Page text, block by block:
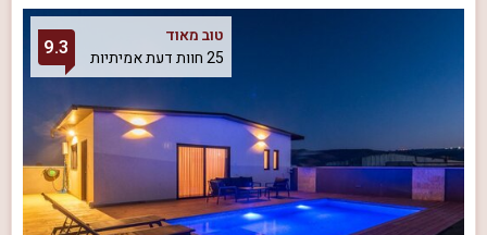
טוב מאוד
25 חוות דעת אמיתיות
9.3